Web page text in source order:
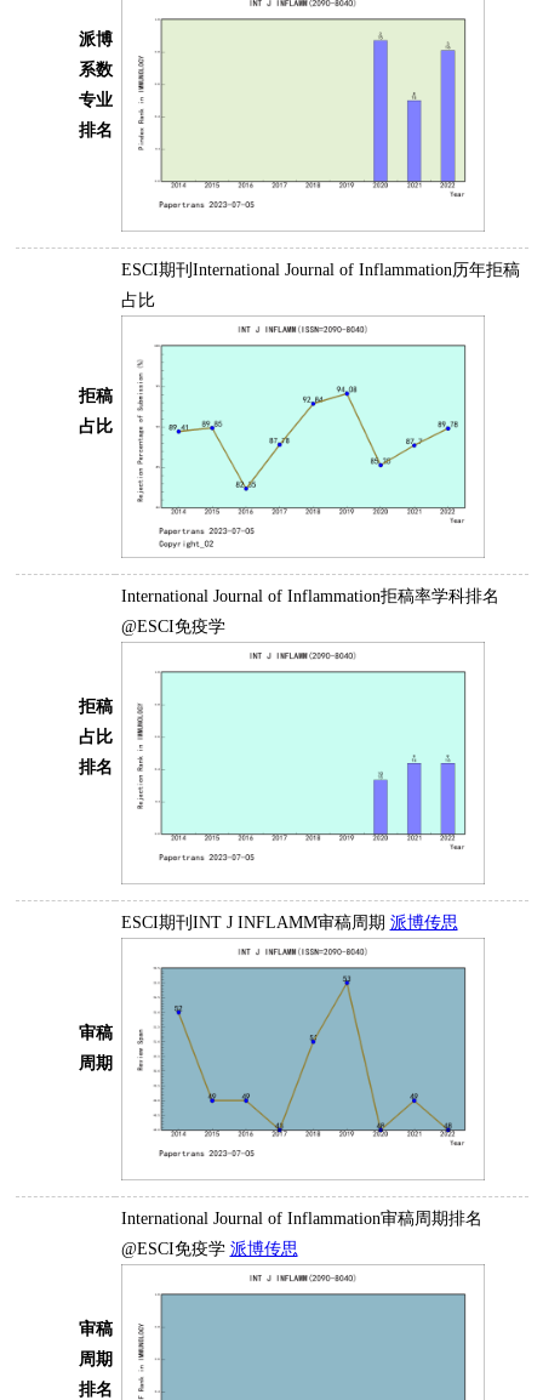
派博
系数
专业
排名
拒稿
占比
ESCI期刊International Journal of Inflammation历年拒稿
占比
拒稿
占比
排名
International Journal of Inflammation拒稿率学科排名
@ESCI免疫学
审稿
周期
ESCI期刊INT J INFLAMM审稿周期 派博传思
审稿
周期
排名
International Journal of Inflammation审稿周期排名
@ESCI免疫学 派博传思